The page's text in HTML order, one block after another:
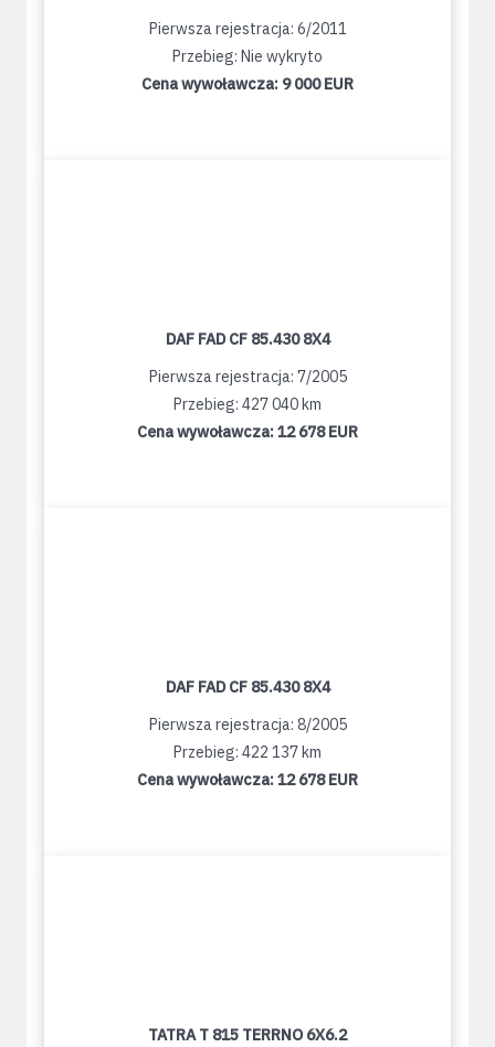
Pierwsza rejestracja: 6/2011
Przebieg: Nie wykryto
Cena wywoławcza: 9 000 EUR
DAF FAD CF 85.430 8X4
Pierwsza rejestracja: 7/2005
Przebieg: 427 040 km
Cena wywoławcza:12 678 EUR
DAF FAD CF 85.430 8X4
Pierwsza rejestracja: 8/2005
Przebieg: 422 137 km
Cena wywoławcza:12 678 EUR
TATRA T 815 TERRNO 6X6.2